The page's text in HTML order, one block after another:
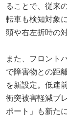
ることで、従来
転車も検知対象
頭や右左折時の
また、フロント
で障害物との距
を新設定。低速
衝突被害軽減ブ
ポート」も新た